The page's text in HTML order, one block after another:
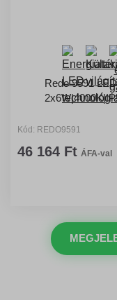
Redo 9591
Kód: REDO9591
46 164 Ft ÁFA-val